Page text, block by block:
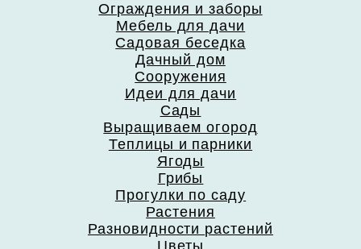
Ограждения и заборы
Мебель для дачи
Садовая беседка
Дачный дом
Сооружения
Идеи для дачи
Сады
Выращиваем огород
Теплицы и парники
Ягоды
Грибы
Прогулки по саду
Растения
Разновидности растений
Цветы